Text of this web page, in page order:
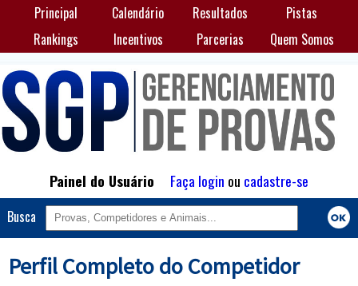
Principal Calendário Resultados
Pistas
Rankings
Incentivos Parcerias Quem Somos
Painel do Usuário Faça login ou cadastre-se
Busca
Perfil Completo do Competidor